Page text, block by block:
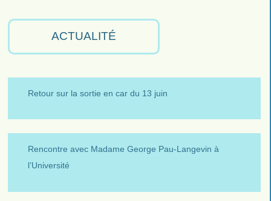
ACTUALITÉ
Retour sur la sortie en car du 13 juin
Rencontre avec Madame George Pau-Langevin à
l’Université